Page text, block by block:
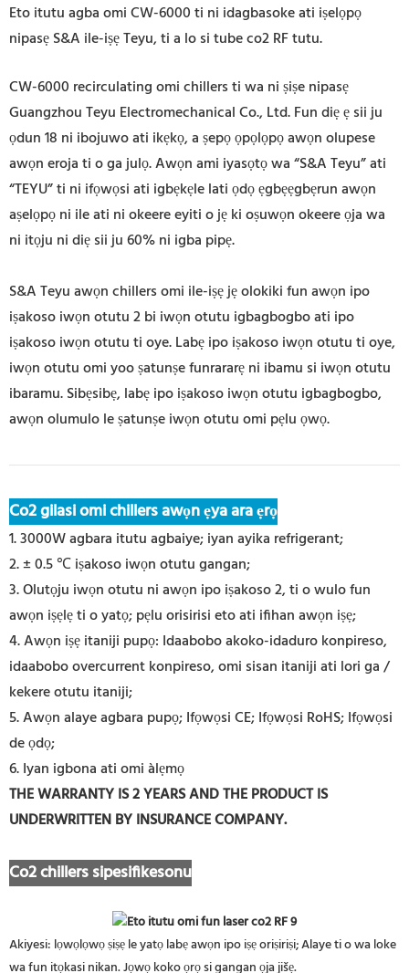
Eto itutu agba omi CW-6000 ti ni idagbasoke ati iṣelọpọ
nipasẹ S&A ile-iṣẹ Teyu, ti a lo si tube co2 RF tutu.
CW-6000 recirculating omi chillers ti wa ni ṣiṣe nipasẹ
Guangzhou Teyu Electromechanical Co., Ltd. Fun diẹ ẹ sii ju
ọdun 18 ni ibojuwo ati ikẹkọ, a ṣepọ ọpọlọpọ awọn olupese
awọn eroja ti o ga julọ. Awọn ami iyasọtọ wa “S&A Teyu” ati
“TEYU” ti ni ifọwọsi ati igbẹkẹle lati ọdọ ẹgbẹẹgbẹrun awọn
aṣelọpọ ni ile ati ni okeere eyiti o jẹ ki oṣuwọn okeere ọja wa
ni itọju ni diẹ sii ju 60% ni igba pipẹ.
S&A Teyu awọn chillers omi ile-iṣẹ jẹ olokiki fun awọn ipo
iṣakoso iwọn otutu 2 bi iwọn otutu igbagbogbo ati ipo
iṣakoso iwọn otutu ti oye. Labẹ ipo iṣakoso iwọn otutu ti oye,
iwọn otutu omi yoo ṣatunṣe funrararẹ ni ibamu si iwọn otutu
ibaramu. Sibẹsibẹ, labẹ ipo iṣakoso iwọn otutu igbagbogbo,
awọn olumulo le ṣatunṣe iwọn otutu omi pẹlu ọwọ.
Co2 gilasi omi chillers awọn ẹya ara ẹrọ
1. 3000W agbara itutu agbaiye; iyan ayika refrigerant;
2. ± 0.5 ℃ iṣakoso iwọn otutu gangan;
3. Olutọju iwọn otutu ni awọn ipo iṣakoso 2, ti o wulo fun
awọn iṣẹlẹ ti o yatọ; pẹlu orisirisi eto ati ifihan awọn iṣẹ;
4. Awọn iṣẹ itaniji pupọ: Idaabobo akoko-idaduro konpireso,
idaabobo overcurrent konpireso, omi sisan itaniji ati lori ga /
kekere otutu itaniji;
5. Awọn alaye agbara pupọ; Ifọwọsi CE; Ifọwọsi RoHS; Ifọwọsi
de ọdọ;
6. Iyan igbona ati omi àlẹmọ
THE WARRANTY IS 2 YEARS AND THE PRODUCT IS
UNDERWRITTEN BY INSURANCE COMPANY.
Co2 chillers sipesifikesonu
Akiyesi: lọwọlọwọ ṣiṣẹ le yatọ labẹ awọn ipo iṣẹ oriṣiriṣi; Alaye ti o wa loke
wa fun itọkasi nikan. Jọwọ koko ọrọ si gangan ọja jišẹ.